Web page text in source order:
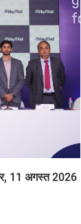
11 अगस्त 2026